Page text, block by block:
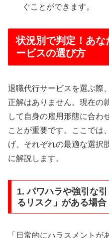
ぐことができます。
状況別で判定！あ
ービスの選び方
退職代行サービスを選ぶ際
正解はありません。現在の
して自身の雇用形態に合わ
ことが重要です。ここでは
げ、それぞれの最適な選択
に解説します。
1. パワハラや強引な
るリスク」がある場合
「日常的にハラスメント